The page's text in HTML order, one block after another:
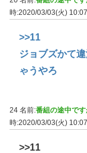
時:2020/03/03(火)
>>11
ジョブズかて
ゃうやろ
24 名前:番組の途中で
時:2020/03/03(火)
>>11